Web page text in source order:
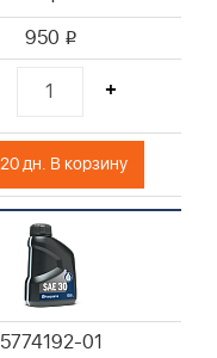
950 i
+
Поставка из РФ или EU до 15-20 дн. В корзину
5774192-01